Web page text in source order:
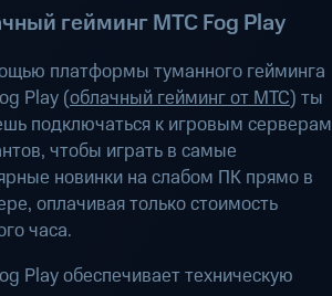
гейминг МТС Fog Play
платформы туманного гейминга
Play (облачный гейминг от МТС) ты
подключаться к игровым серверам
чтобы играть в самые
новинки на слабом ПК прямо в
оплачивая только стоимость
часа.
Play обеспечивает техническую